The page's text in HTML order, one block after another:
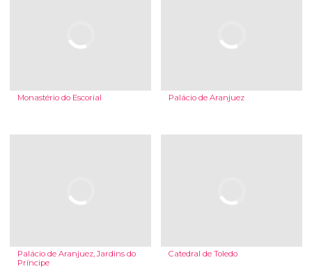
Monastério do Escorial Palácio de Aranjuez
Palácio de Aranjuez, Jardins do
Príncipe
Catedral de Toledo